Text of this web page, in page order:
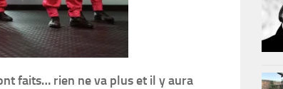
faits… rien ne va plus et il y aura